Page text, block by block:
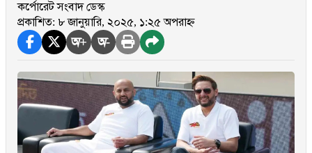
কর্পোরেট সংবাদ ডেস্ক
প্রকাশিত: ৮ জানুয়ারি, ২০২৫, ১:২৫ অপরাহ্ন
অ+ অ-